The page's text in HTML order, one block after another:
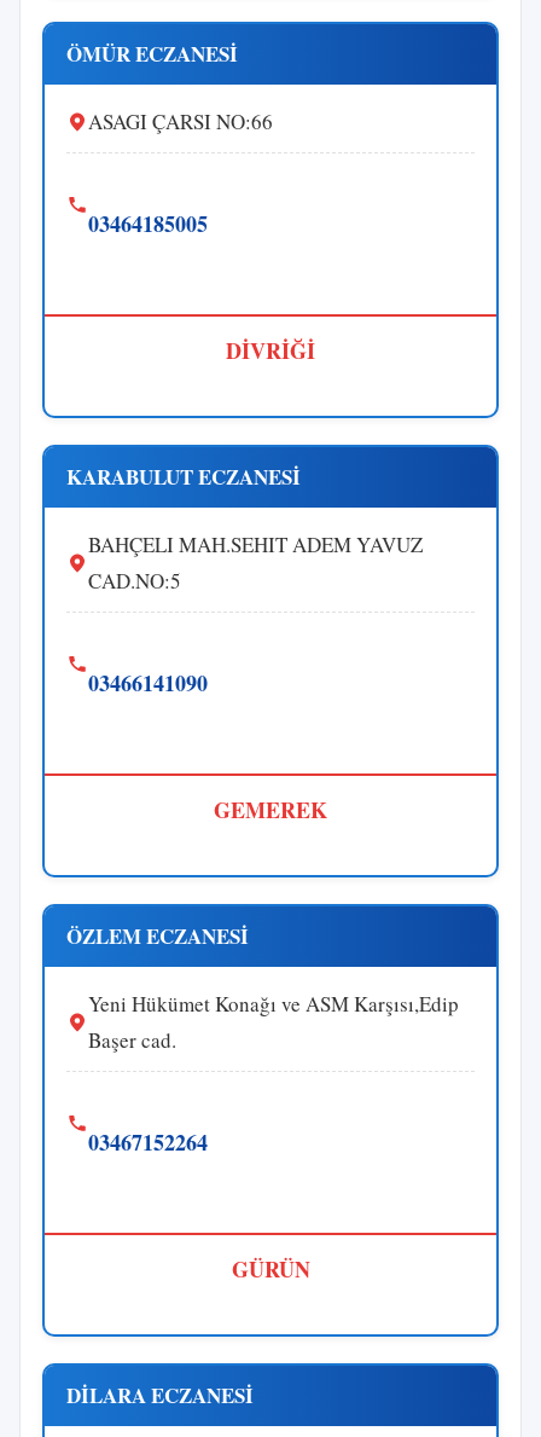
ÖMÜR ECZANESİ
ASAGI ÇARSI NO:66
03464185005
DİVRİĞİ
KARABULUT ECZANESİ
BAHÇELI MAH.SEHIT ADEM YAVUZ
CAD.NO:5
03466141090
GEMEREK
ÖZLEM ECZANESİ
Yeni Hükümet Konağı ve ASM Karşısı,Edip
Başer cad.
03467152264
GÜRÜN
DİLARA ECZANESİ